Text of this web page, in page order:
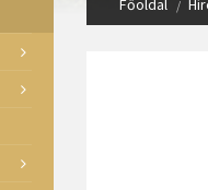
Főoldal